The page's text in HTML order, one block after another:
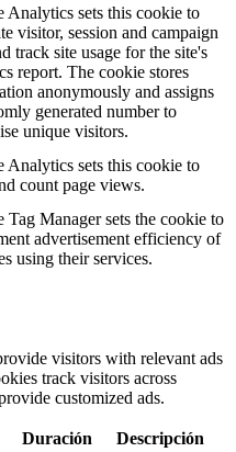
Analytics sets this cookie to
visitor, session and campaign
track site usage for the site's
report. The cookie stores
anonymously and assigns
generated number to
unique visitors.
Analytics sets this cookie to
count page views.
Tag Manager sets the cookie to
advertisement efficiency of
using their services.
visitors with relevant ads
track visitors across
customized ads.
Duración Descripción